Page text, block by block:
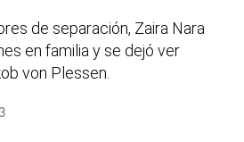
de separación, Zaira Nara
en familia y se dejó ver
von Plessen.